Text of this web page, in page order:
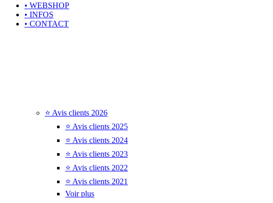
• WEBSHOP
• INFOS
• CONTACT
⭐ Avis clients 2026
⭐ Avis clients 2025
⭐ Avis clients 2024
⭐ Avis clients 2023
⭐ Avis clients 2022
⭐ Avis clients 2021
Voir plus